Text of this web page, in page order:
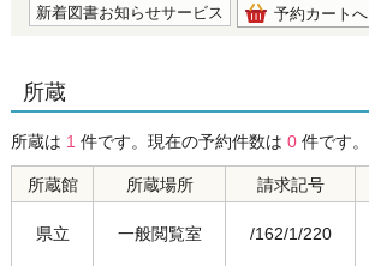
新着図書お知らせサービス 予約カートへ
所蔵
所蔵は 1 件です。現在の予約件数は 0 件です。
所蔵館 所蔵場所 請求記号
県立 一般閲覧室 /162/1/220